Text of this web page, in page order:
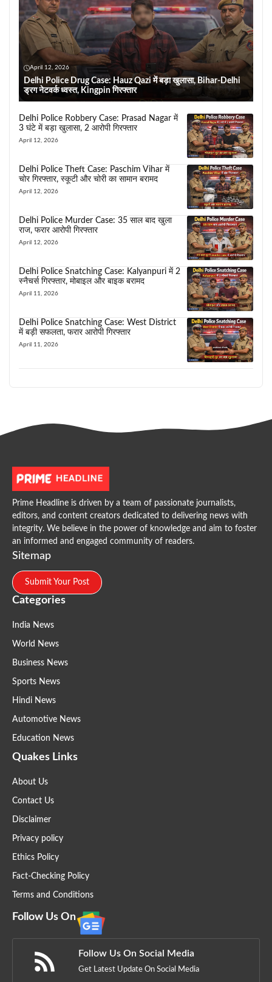
April 12, 2026
Delhi Police Drug Case: Hauz Qazi में बड़ा खुलासा, Bihar-Delhi
ड्रग नेटवर्क ध्वस्त, Kingpin गिरफ्तार
Delhi Police Robbery Case: Prasad Nagar में
3 घंटे में बड़ा खुलासा, 2 आरोपी गिरफ्तार
April 12, 2026
Delhi Police Theft Case: Paschim Vihar में
चोर गिरफ्तार, स्कूटी और चोरी का सामान बरामद
April 12, 2026
Delhi Police Murder Case: 35 साल बाद खुला
राज, फरार आरोपी गिरफ्तार
April 12, 2026
Delhi Police Snatching Case: Kalyanpuri में 2
स्नैचर्स गिरफ्तार, मोबाइल और बाइक बरामद
April 11, 2026
Delhi Police Snatching Case: West District
में बड़ी सफलता, फरार आरोपी गिरफ्तार
April 11, 2026
Prime Headline is driven by a team of passionate journalists,
editors, and content creators dedicated to delivering news with
integrity. We believe in the power of knowledge and aim to foster
an informed and engaged community of readers.
Sitemap
Submit Your Post
Categories
India News
World News
Business News
Sports News
Hindi News
Automotive News
Education News
Quakes Links
About Us
Contact Us
Disclaimer
Privacy policy
Ethics Policy
Fact-Checking Policy
Terms and Conditions
Follow Us On
Follow Us On Social Media
Get Latest Update On Social Media